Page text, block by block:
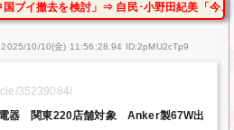
ブイ撤去を検討」⇒ 自民･小野田紀美「今
2025/10/10(金) 11:56:28.94 ID:2pMU2cTp9
35239084/
電器 関東220店舗対象 Anker製67W出